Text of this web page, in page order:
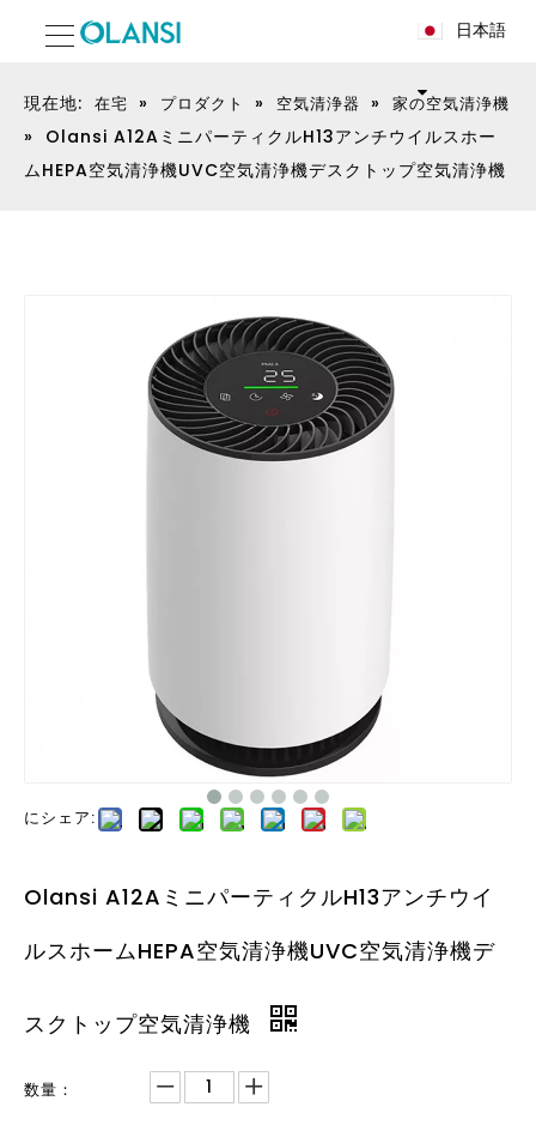
日本語
現在地: 在宅 » プロダクト » 空気清浄器 » 家の空気清浄機
»
Olansi A12AミニパーティクルH13アンチウイルスホー
ムHEPA空気清浄機UVC空気清浄機デスクトップ空気清浄機
にシェア:
Olansi A12AミニパーティクルH13アンチウイ
ルスホームHEPA空気清浄機UVC空気清浄機デ
スクトップ空気清浄機
数量：